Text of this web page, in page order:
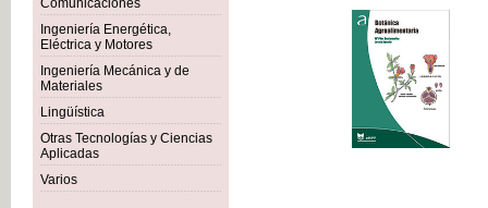
Comunicaciones
Ingeniería Energética,
Eléctrica y Motores
Ingeniería Mecánica y de
Materiales
Lingüística
Otras Tecnologías y Ciencias
Aplicadas
Varios